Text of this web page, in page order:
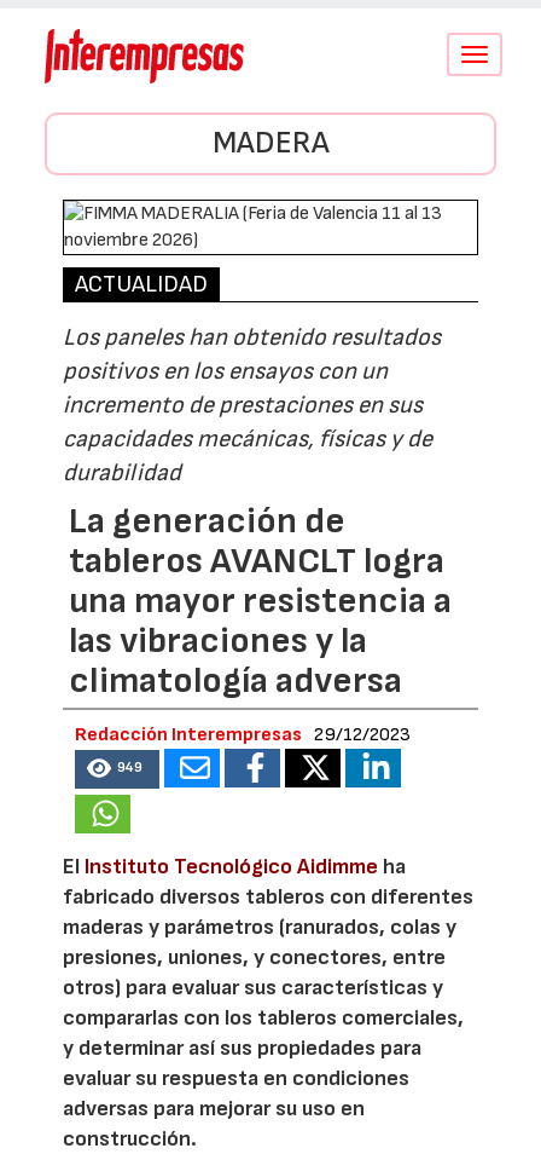
Conmutar
MADERA
ACTUALIDAD
Los paneles han obtenido resultados
positivos en los ensayos con un
incremento de prestaciones en sus
capacidades mecánicas, físicas y de
durabilidad
La generación de
tableros AVANCLT logra
una mayor resistencia a
las vibraciones y la
climatología adversa
Redacción Interempresas 29/12/2023
949
El Instituto Tecnológico Aidimme ha
fabricado diversos tableros con diferentes
maderas y parámetros (ranurados, colas y
presiones, uniones, y conectores, entre
otros) para evaluar sus características y
compararlas con los tableros comerciales,
y determinar así sus propiedades para
evaluar su respuesta en condiciones
adversas para mejorar su uso en
construcción.